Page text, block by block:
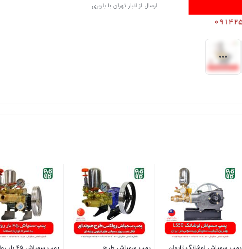
ارسال از انبار تهران با باربری